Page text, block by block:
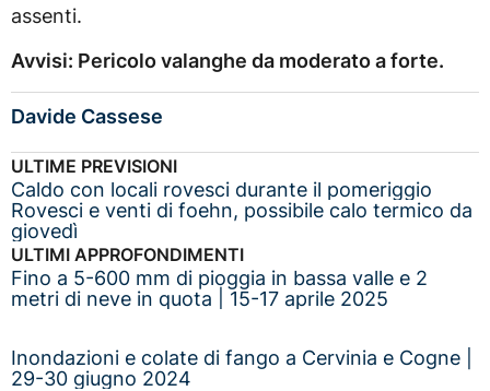
assenti.
Avvisi: Pericolo valanghe da moderato a forte.
Davide Cassese
ULTIME PREVISIONI
Caldo con locali rovesci durante il pomeriggio
Rovesci e venti di foehn, possibile calo termico da
giovedì
ULTIMI APPROFONDIMENTI
Fino a 5-600 mm di pioggia in bassa valle e 2
metri di neve in quota | 15-17 aprile 2025
Inondazioni e colate di fango a Cervinia e Cogne |
29-30 giugno 2024